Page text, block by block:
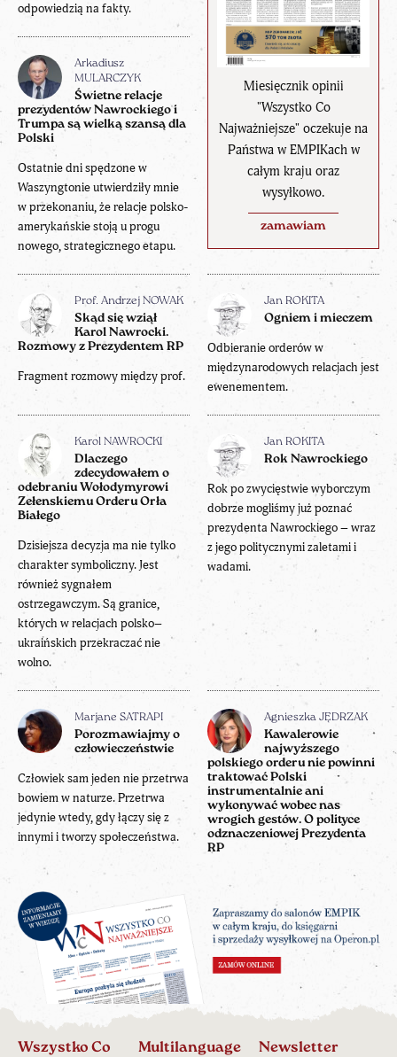
Miesięcznik opinii
"Wszystko Co
Najważniejsze" oczekuje na
Państwa w EMPIKach w
całym kraju oraz
wysyłkowo.
zamawiam
odpowiedzią na fakty.
Arkadiusz
MULARCZYK
Świetne relacje
prezydentów Nawrockiego i
Trumpa są wielką szansą dla
Polski
Ostatnie dni spędzone w
Waszyngtonie utwierdziły mnie
w przekonaniu, że relacje polsko-
amerykańskie stoją u progu
nowego, strategicznego etapu.
Prof. Andrzej NOWAK
Skąd się wziął
Karol Nawrocki.
Rozmowy z Prezydentem RP
Fragment rozmowy między prof.
Jan ROKITA
Ogniem i mieczem
Odbieranie orderów w
międzynarodowych relacjach jest
ewenementem.
Karol NAWROCKI
Dlaczego
zdecydowałem o
odebraniu Wołodymyrowi
Zełenskiemu Orderu Orła
Białego
Dzisiejsza decyzja ma nie tylko
charakter symboliczny. Jest
również sygnałem
ostrzegawczym. Są granice,
których w relacjach polsko–
ukraińskich przekraczać nie
wolno.
Jan ROKITA
Rok Nawrockiego
Rok po zwycięstwie wyborczym
dobrze mogliśmy już poznać
prezydenta Nawrockiego – wraz
z jego politycznymi zaletami i
wadami.
Marjane SATRAPI
Porozmawiajmy o
człowieczeństwie
Człowiek sam jeden nie przetrwa
bowiem w naturze. Przetrwa
jedynie wtedy, gdy łączy się z
innymi i tworzy społeczeństwa.
Agnieszka JĘDRZAK
Kawalerowie
najwyższego
polskiego orderu nie powinni
traktować Polski
instrumentalnie ani
wykonywać wobec nas
wrogich gestów. O polityce
odznaczeniowej Prezydenta
RP
Wszystko Co
Multilanguage Newsletter